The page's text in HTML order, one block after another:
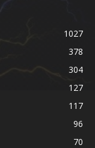
1027
378
304
127
117
96
70